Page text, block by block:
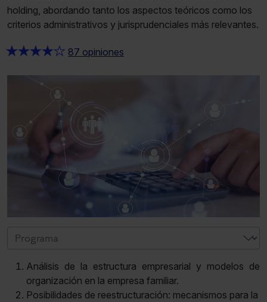
holding, abordando tanto los aspectos teóricos como los
criterios administrativos y jurisprudenciales más relevantes.
★★★★★ 87 opiniones
Análisis de la estructura empresarial y modelos de
organización en la empresa familiar.
Posibilidades de reestructuración: mecanismos para la